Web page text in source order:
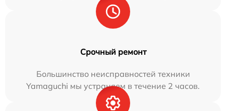
Срочный ремонт
Большинство неисправностей техники
Yamaguchi мы устраняем в течение 2 часов.